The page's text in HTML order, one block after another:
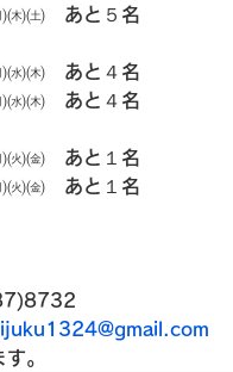
㈭㈯　あと５名
㈬㈭　あと４名
㈬㈭　あと４名
㈫㈮　あと１名
㈫㈮　あと１名
。